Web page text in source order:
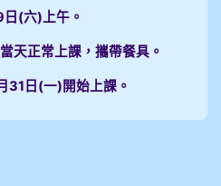
(六)上午。
天正常上課，攜帶餐具。
31日(一)開始上課。